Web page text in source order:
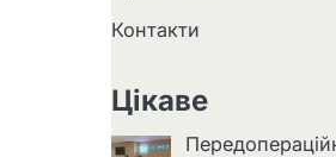
Контакти
Цікаве